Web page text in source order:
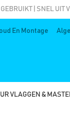
| SNEL UIT
En Montage
VLAGGEN &